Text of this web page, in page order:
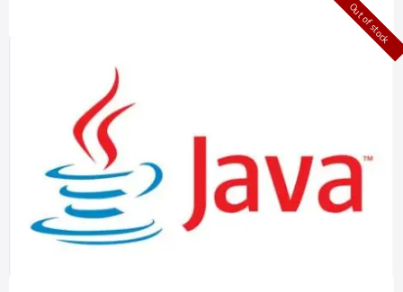
Out of stock